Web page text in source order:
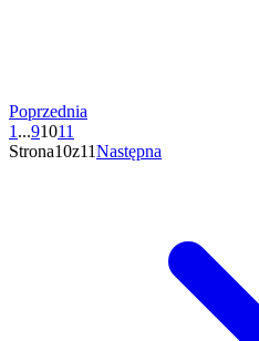
Poprzednia
1 ...91011
Strona10z11Następna